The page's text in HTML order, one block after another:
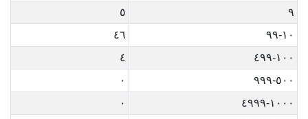
٩
٥
١٠-٩٩
٤٦
١٠٠-٤٩٩
٤
٥٠٠-٩٩٩
٠
١٠٠٠-٤٩٩٩
٠